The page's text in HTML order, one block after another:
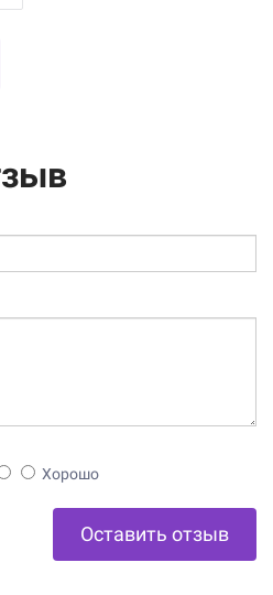
Хорошо
Оставить отзыв